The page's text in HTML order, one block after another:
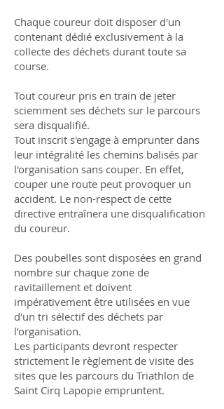
Chaque coureur doit disposer d'un
contenant dédié exclusivement à la
collecte des déchets durant toute sa
course.
Tout coureur pris en train de jeter
sciemment ses déchets sur le parcours
sera disqualifié.
Tout inscrit s'engage à emprunter dans
leur intégralité les chemins balisés par
l'organisation sans couper. En effet,
couper une route peut provoquer un
accident. Le non-respect de cette
directive entraînera une disqualification
du coureur.
Des poubelles sont disposées en grand
nombre sur chaque zone de
ravitaillement et doivent
impérativement être utilisées en vue
d'un tri sélectif des déchets par
l’organisation.
Les participants devront respecter
strictement le règlement de visite des
sites que les parcours du Triathlon de
Saint Cirq Lapopie empruntent.